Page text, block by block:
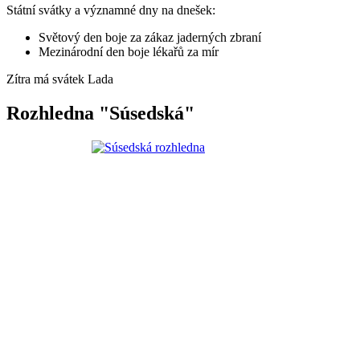
Státní svátky a významné dny na dnešek:
Světový den boje za zákaz jaderných zbraní
Mezinárodní den boje lékařů za mír
Zítra má svátek Lada
Rozhledna "Súsedská"